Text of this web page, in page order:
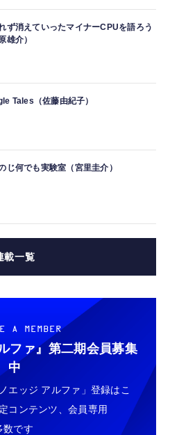
ず消えていったマイナーCPUを語ろう
雄介）
Tales（佐藤由紀子）
じ何でも実験室（宮里圭介）
載一覧
A MEMBER
ファ』 第二期会員募集
中
エッジ アルファ」登録はこ
コンテンツ、会員専用
数です